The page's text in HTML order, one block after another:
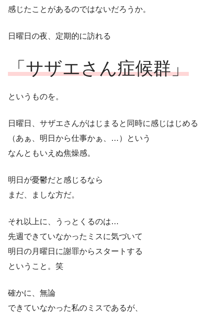
感じたことがあるのではないだろうか。
日曜日の夜、定期的に訪れる
「サザエさん症候群」
というものを。
日曜日、サザエさんがはじまると同時に感じはじめる
（あぁ、明日から仕事かぁ、…）という
なんともいえぬ焦燥感。
明日が憂鬱だと感じるなら
まだ、ましな方だ。
それ以上に、うっとくるのは…
先週できていなかったミスに気づいて
明日の月曜日に謝罪からスタートする
ということ。笑
確かに、無論
できていなかった私のミスであるが、